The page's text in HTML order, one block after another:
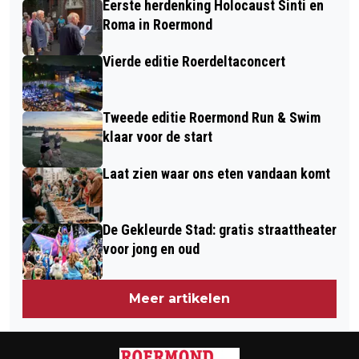
ROERDOMP
Eerste herdenking Holocaust Sinti en
Roma in Roermond
Vierde editie Roerdeltaconcert
Tweede editie Roermond Run & Swim
klaar voor de start
Laat zien waar ons eten vandaan komt
De Gekleurde Stad: gratis straattheater
voor jong en oud
Meer artikelen